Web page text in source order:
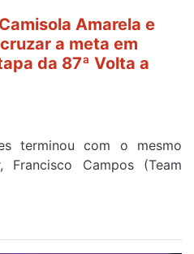
Amarela e
a meta em
da 87ª Volta a
terminou com o mesmo
Campos (Team